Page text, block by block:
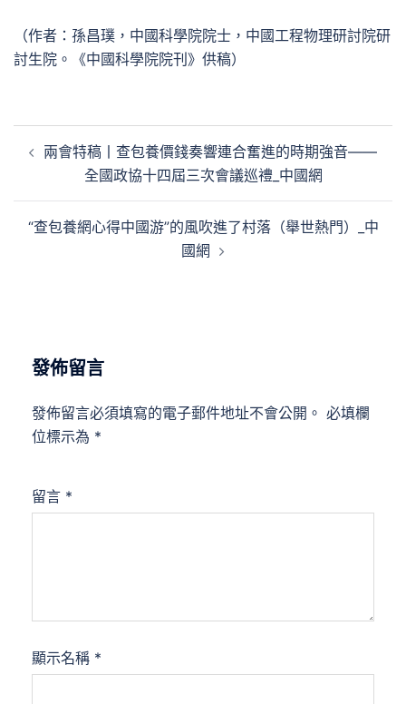
（作者：孫昌璞，中國科學院院士，中國工程物理研討院研
討生院。《中國科學院院刊》供稿）
章 兩會特稿丨查包養價錢奏響連合奮進的時期強音——
全國政協十四屆三次會議巡禮_中國網
“查包養網心得中國游”的風吹進了村落（舉世熱門）_中
國網
發佈留言
發佈留言必須填寫的電子郵件地址不會公開。 必填欄
位標示為 *
留言 *
顯示名稱 *